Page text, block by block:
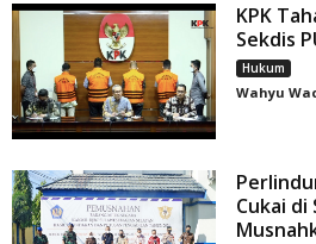
KPK
Sekdis
Hukum
Wahyu
Cukai di